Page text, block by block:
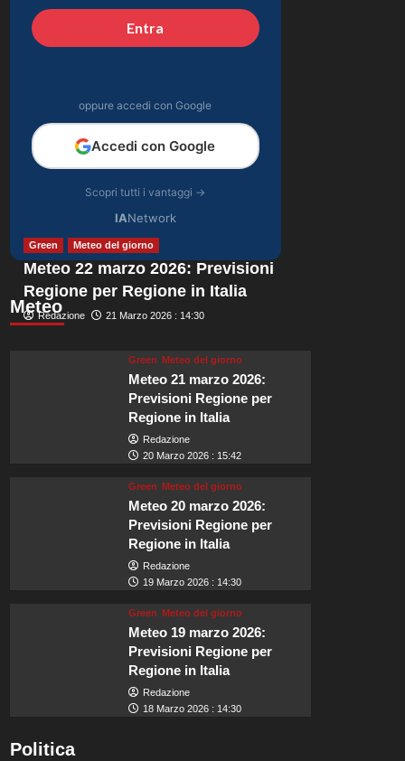
celebrazione in
famiglia da mamma
bis emozionante e
5
Fratello Vip? Claudia
Dionigi svela la verità.
Entra
oppure accedi con Google
Accedi con Google
Scopri tutti i vantaggi →
IANetwork
Meteo
Green Meteo del giorno
Meteo 22 marzo 2026: Previsioni
Regione per Regione in Italia
Redazione 21 Marzo 2026 : 14:30
Green Meteo del giorno
Meteo 21 marzo 2026:
Previsioni Regione per
Regione in Italia
Redazione
20 Marzo 2026 : 15:42
Green Meteo del giorno
Meteo 20 marzo 2026:
Previsioni Regione per
Regione in Italia
Redazione
19 Marzo 2026 : 14:30
Green Meteo del giorno
Meteo 19 marzo 2026:
Previsioni Regione per
Regione in Italia
Redazione
18 Marzo 2026 : 14:30
Politica